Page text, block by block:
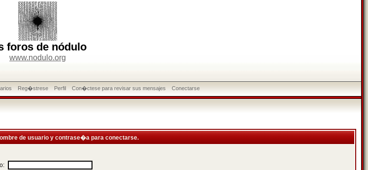
foros de nódulo
www.nodulo.org
Reg�strese Perfil Con�ctese para revisar sus mensajes Conectarse
de usuario y contrase�a para conectarse.